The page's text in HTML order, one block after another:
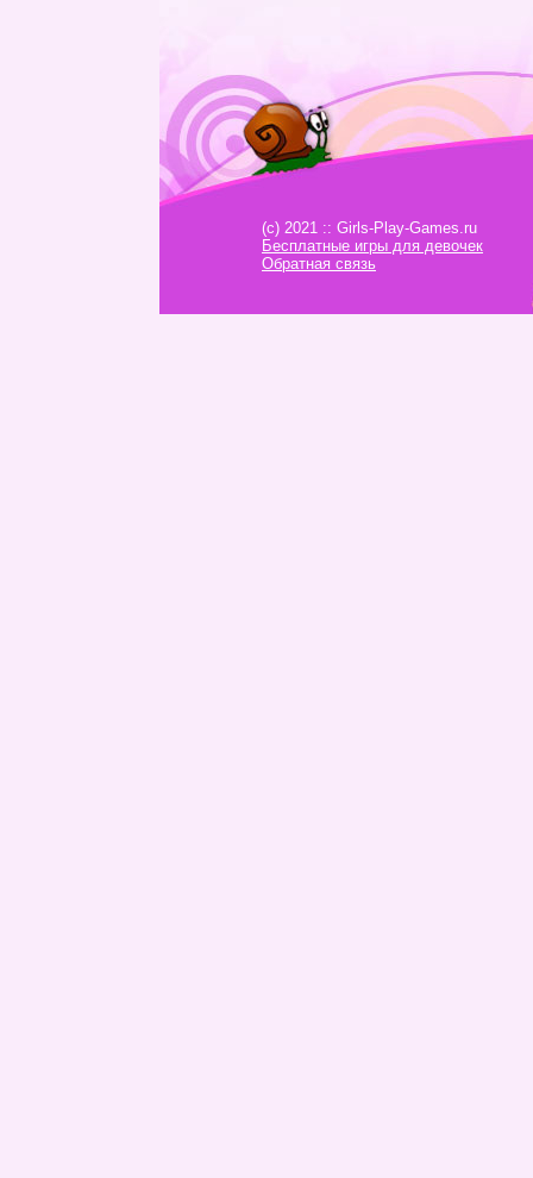
(c) 2021 :: Girls-Play-Games.ru
Бесплатные игры для девочек
Обратная связь